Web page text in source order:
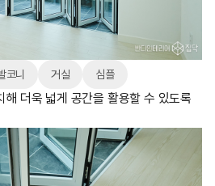
코니 거실 심플
더욱 넓게 공간을 활용할 수 있도록